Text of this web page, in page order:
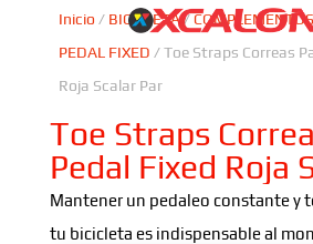
Inicio / BICICLETA/COMPLEMENTOS
PEDAL FIXED / Toe Straps Correas
Roja Scalar Par
Toe Straps
Pedal Fixed Roja
Mantener un pedaleo constante y
tu bicicleta es indispensable al